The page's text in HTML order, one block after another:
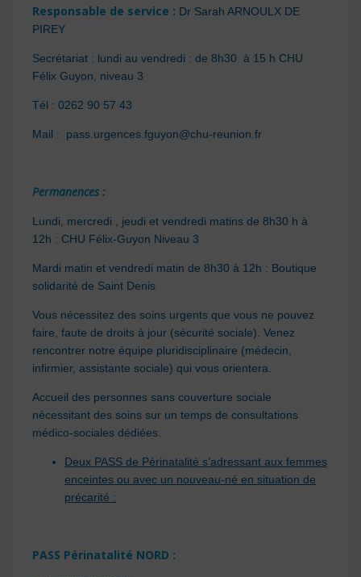
Responsable de service : Dr Sarah ARNOULX DE
PIREY
Secrétariat : lundi au vendredi : de 8h30 à 15 h CHU
Félix Guyon, niveau 3
Tél : 0262 90 57 43
Mail : pass.urgences.fguyon@chu-reunion.fr
Permanences :
Lundi, mercredi , jeudi et vendredi matins de 8h30 h à
12h : CHU Félix-Guyon Niveau 3
Mardi matin et vendredi matin de 8h30 à 12h : Boutique
solidarité de Saint Denis
Vous nécessitez des soins urgents que vous ne pouvez
faire, faute de droits à jour (sécurité sociale). Venez
rencontrer notre équipe pluridisciplinaire (médecin,
infirmier, assistante sociale) qui vous orientera.
Accueil des personnes sans couverture sociale
nécessitant des soins sur un temps de consultations
médico-sociales dédiées.
Deux PASS de Périnatalité s’adressant aux femmes
enceintes ou avec un nouveau-né en situation de
précarité :
PASS Périnatalité NORD :